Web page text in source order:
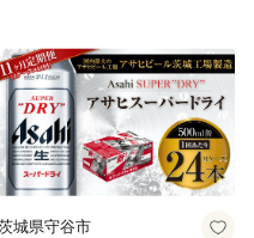
城県守谷市